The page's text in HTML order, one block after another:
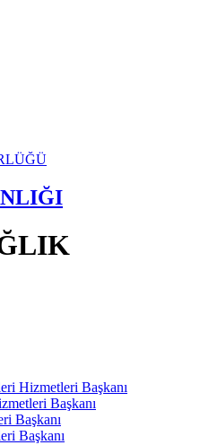
Hizmetleri Başkanı
Başkanı
Başkanı
Başkanı